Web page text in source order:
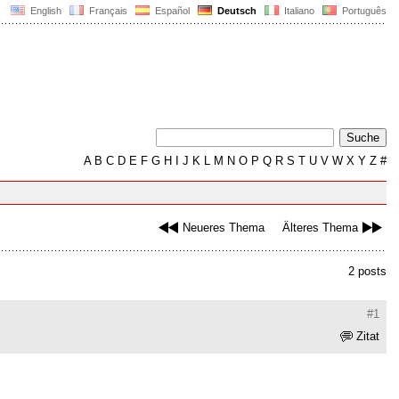
English Français Español Deutsch Italiano Português
AB C D E F G H J K L M N O P Q R S T U V W X Y Z #
Neueres Thema Älteres Thema
2 posts
#1
Zitat